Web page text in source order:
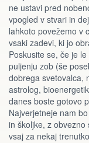
ne ustavi pred
vpogled v stvari in
lahkoto povežemo v
vsaki zadevi, ki jo
Poskusite se, če je
puljenju zob (še
dobrega svetovalca,
astrolog,
danes boste gotovo
Najverjetneje nam
in školjke, z
vsaj za nekaj